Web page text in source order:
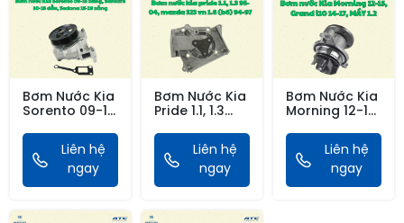
Bơm Nước Kia
Sorento 09-13
10-15 Dầu,
Sedona 15-19
Xăng (Auto
Top)
Liên hệ
ngay
Bơm Nước Kia
Pride 1.1, 1.3
323 Vn 1.6
(b6) 94-
97(AutoTop)
Liên hệ
ngay
Bơm Nước Kia
Morning 12-15,
17, MÁY
1.2(AutoTop)
Liên hệ
ngay